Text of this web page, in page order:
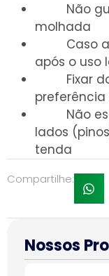
Não
molhada
Caso a
após o uso
Fixar
Não
lados
tenda
Compartilhe:
Nossos